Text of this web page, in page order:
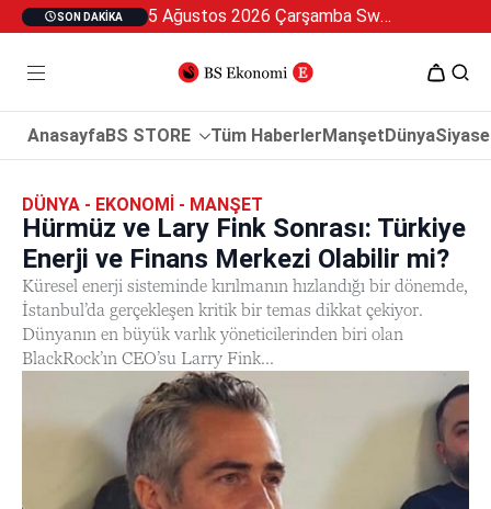
SON DAKIKA 5 Ağustos 2026 Çarşamba Swan Özel 2
AnasayfaBS STORE Tüm HaberlerManşetDünya
DÜNYA - EKONOMI - MANŞET
Hürmüz ve Lary Fink Sonrası: Türkiye
Enerji ve Finans Merkezi Olabilir mi?
Küresel enerji sisteminde kırılmanın hızlandığı bir dönemde,
İstanbul’da gerçekleşen kritik bir temas dikkat çekiyor.
Dünyanın en büyük varlık yöneticilerinden biri olan
BlackRock’ın CEO’su Larry Fink...